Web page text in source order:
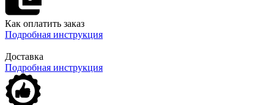
Как оплатить заказ
Подробная инструкция
Доставка
Подробная инструкция